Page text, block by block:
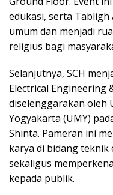
edukasi, serta
umum dan menjadi
religius bagi
Selanjutnya, SCH
Electrical Engineering
diselenggarakan oleh
Yogyakarta (UMY)
Shinta. Pameran ini
karya di bidang
sekaligus
kepada publik.